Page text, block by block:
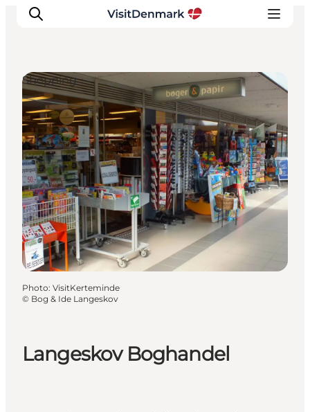
Inspirations
Destinations
Quoi faire
Hébergements
Planifiez votre voyage
Langeskov Boghandel
Shopping
Photo: VisitKerteminde
© Bog & Ide Langeskov